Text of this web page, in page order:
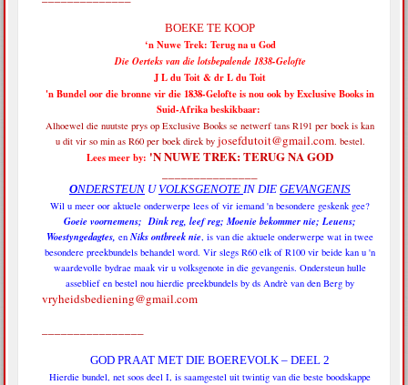
BOEKE TE KOOP
‘n Nuwe Trek: Terug na u God
Die Oerteks van die lotsbepalende 1838-Gelofte
J L du Toit & dr L du Toit
'n Bundel oor die bronne vir die 1838-Gelofte is nou ook by Exclusive Books in
Suid-Afrika beskikbaar:
Alhoewel die nuutste prys op Exclusive Books se netwerf tans R191 per boek is kan
u dit vir so min as R60 per boek direk by josefdutoit@gmail.com. bestel.
Lees meer by: 'N NUWE TREK: TERUG NA GOD
ONDERSTEUN UVOLKSGENOTE IN DIE GEVANGENIS
Wil u meer oor aktuele onderwerpe lees of vir iemand 'n besondere geskenk gee?
Goeie voornemens; Dink reg, leef reg; Moenie bekommer nie; Leuens;
Woestyngedagtes, enNiks ontbreek nie, is van die aktuele onderwerpe wat in twee
besondere preekbundels behandel word. Vir slegs R60 elk of R100 vir beide kan u 'n
waardevolle bydrae maak vir u volksgenote in die gevangenis. Ondersteun hulle
asseblief en bestel nou hierdie preekbundels by ds Andrè van den Berg by
vryheidsbediening@gmail.com
GOD PRAAT MET DIE BOEREVOLK – DEEL 2
Hierdie bundel, net soos deel I, is saamgestel uit twintig van die beste boodskappe